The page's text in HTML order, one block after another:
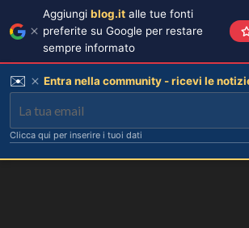
Aggiungi blog.it alle tue fonti
preferite su Google per restare
sempre informato
✉️ Entra nella community - ricevi le
Clicca qui per inserire i tuoi dati